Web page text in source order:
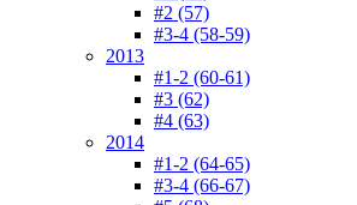
#2 (57)
#3-4 (58-59)
2013
#1-2 (60-61)
#3 (62)
#4 (63)
2014
#1-2 (64-65)
#3-4 (66-67)